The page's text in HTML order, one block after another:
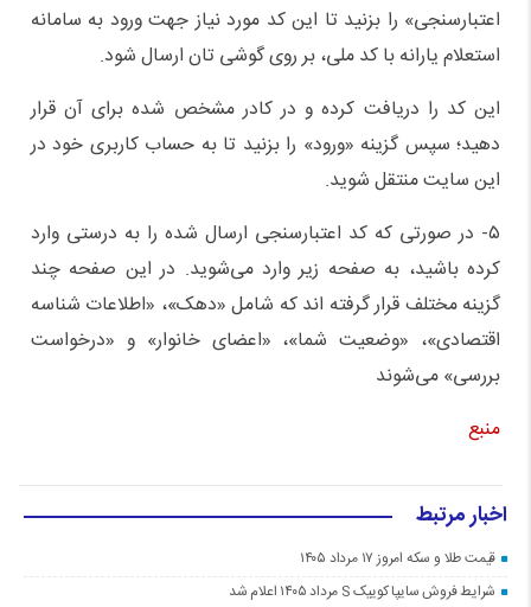
اعتبارسنجی» را بزنید تا این کد مورد نیاز جهت ورود به سامانه
استعلام یارانه با کد ملی، بر روی گوشی تان ارسال شود.
این کد را دریافت کرده و در کادر مشخص شده برای آن قرار
دهید؛ سپس گزینه «ورود» را بزنید تا به حساب کاربری خود در
این سایت منتقل شوید.
۵- در صورتی که کد اعتبارسنجی ارسال شده را به درستی وارد
کرده باشید، به صفحه زیر وارد می‌شوید. در این صفحه چند
گزینه مختلف قرار گرفته اند که شامل «دهک»، «اطلاعات شناسه
اقتصادی»، «وضعیت شما»، «اعضای خانوار» و «درخواست
بررسی» می‌شوند
منبع
اخبار مرتبط
قیمت طلا و سکه امروز ۱۷ مرداد ۱۴۰۵
شرایط فروش سایپا کوییک S مرداد ۱۴۰۵ اعلام شد